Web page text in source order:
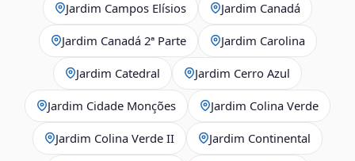
Jardim Campos Elísios Jardim Canadá
Jardim Canadá 2ª Parte Jardim Carolina
Jardim Catedral Jardim Cerro Azul
Jardim Cidade Monções Jardim Colina Verde
Jardim Colina Verde II Jardim Continental